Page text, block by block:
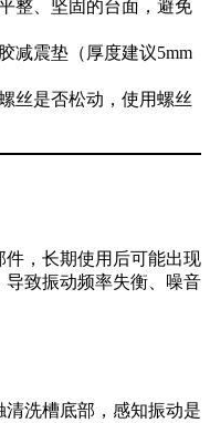
整、坚固的台面，避免
减震垫（厚度建议5mm
丝是否松动，使用螺丝
，长期使用后可能出现
导致振动频率失衡、噪音
洗槽底部，感知振动是